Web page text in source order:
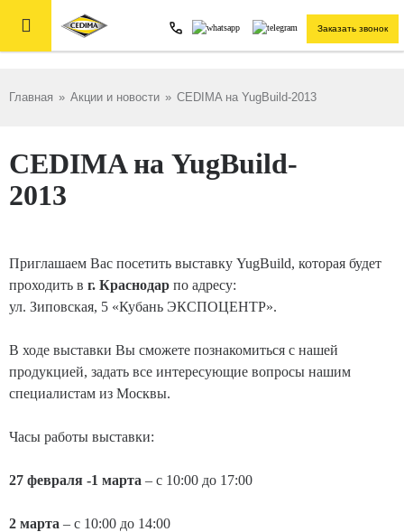
 Заказать звонок
Главная » Акции и новости » CEDIMA на YugBuild-2013
CEDIMA на YugBuild-
2013
Приглашаем Вас посетить выставку YugBuild, которая будет
проходить в г. Краснодар по адресу:
ул. Зиповская, 5 «Кубань ЭКСПОЦЕНТР».
В ходе выставки Вы сможете познакомиться с нашей
продукцией, задать все интересующие вопросы нашим
специалистам из Москвы.
Часы работы выставки:
27 февраля -1 марта – с 10:00 до 17:00
2 марта – с 10:00 до 14:00